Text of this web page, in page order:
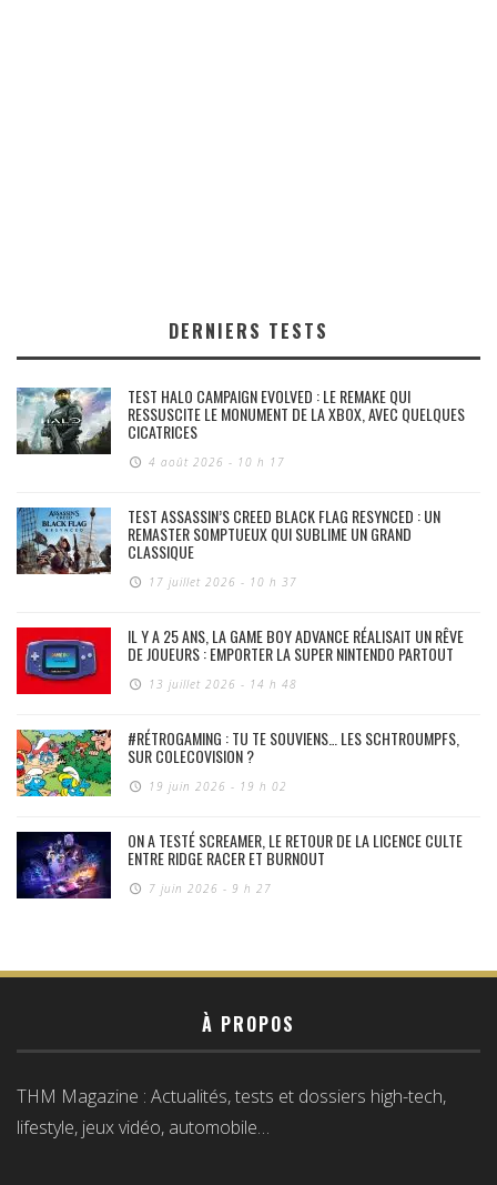
DERNIERS TESTS
TEST HALO CAMPAIGN EVOLVED : LE REMAKE QUI
RESSUSCITE LE MONUMENT DE LA XBOX, AVEC QUELQUES
CICATRICES
4 août 2026 - 10 h 17
TEST ASSASSIN’S CREED BLACK FLAG RESYNCED : UN
REMASTER SOMPTUEUX QUI SUBLIME UN GRAND
CLASSIQUE
17 juillet 2026 - 10 h 37
IL Y A 25 ANS, LA GAME BOY ADVANCE RÉALISAIT UN RÊVE
DE JOUEURS : EMPORTER LA SUPER NINTENDO PARTOUT
13 juillet 2026 - 14 h 48
#RÉTROGAMING : TU TE SOUVIENS… LES SCHTROUMPFS,
SUR COLECOVISION ?
19 juin 2026 - 19 h 02
ON A TESTÉ SCREAMER, LE RETOUR DE LA LICENCE CULTE
ENTRE RIDGE RACER ET BURNOUT
7 juin 2026 - 9 h 27
À PROPOS
THM Magazine : Actualités, tests et dossiers high-tech,
lifestyle, jeux vidéo, automobile…